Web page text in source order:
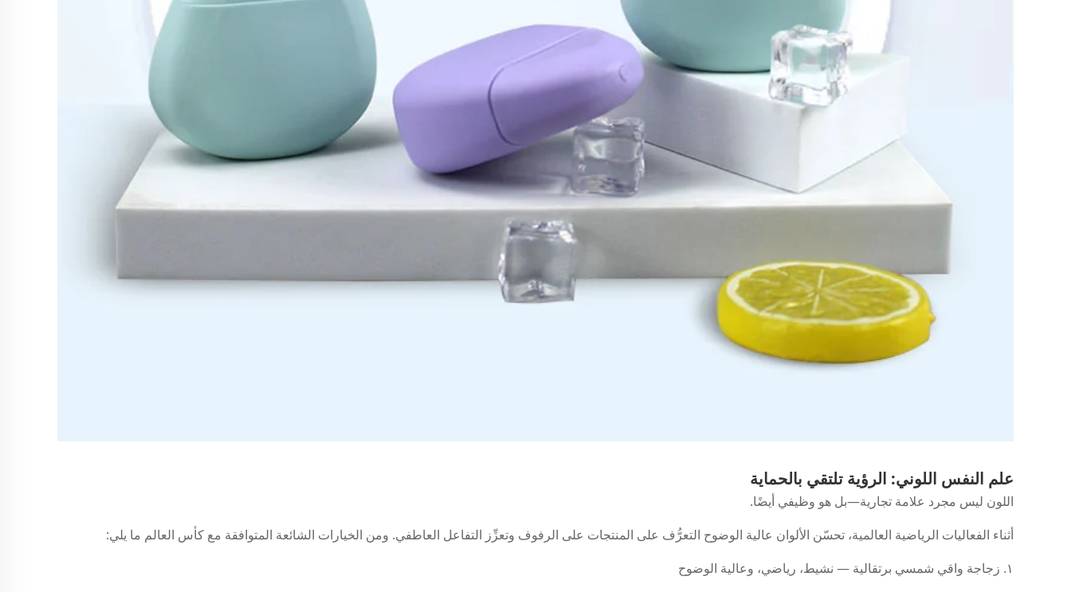
علم النفس اللوني: الرؤية تلتقي بالحماية
اللون ليس مجرد علامة تجارية—بل هو وظيفي أيضًا.
أثناء الفعاليات الرياضية العالمية، تحسّن الألوان عالية الوضوح التعرُّف على المنتجات على الرفوف وتعزِّز التفاعل العاطفي. ومن الخيارات الشائعة المتوافقة مع كأس العالم ما يلي:
١. زجاجة واقي شمسي برتقالية — نشيط، رياضي، وعالية الوضوح